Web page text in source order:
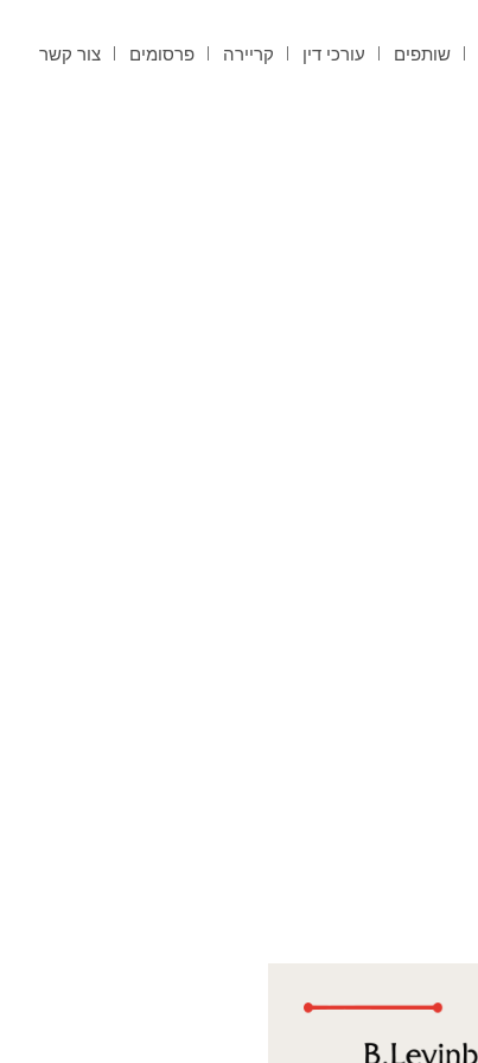
שותפים עורכי דין קריירה פרסומים צור קשר